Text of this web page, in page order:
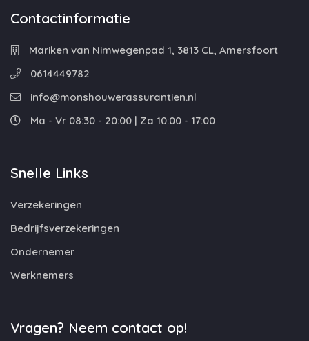
Contactinformatie
Mariken van Nimwegenpad 1, 3813 CL, Amersfoort
0614449782
info@monshouwerassurantien.nl
Ma - Vr 08:30 - 20:00 | Za 10:00 - 17:00
Snelle Links
Verzekeringen
Bedrijfsverzekeringen
Ondernemer
Werknemers
Vragen? Neem contact op!